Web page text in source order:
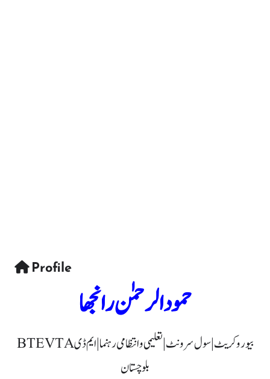
Profile
حمود الرحمٰن رانجھا
بیوروکریٹ | سول سرونٹ | تعلیمی و انتظامی رہنما | ایم ڈی BTEVTA
بلوچستان